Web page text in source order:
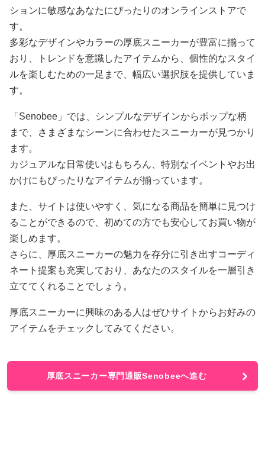
ションに敏感なあなたにぴったりのオンラインストアで
す。
多彩なデザインやカラーの厚底スニーカーが豊富に揃って
おり、トレンドを意識したアイテムから、個性的なスタイ
ルを楽しむための一足まで、幅広い選択肢を提供していま
す。
「Senobee」では、シンプルなデザインからポップな柄
まで、さまざまなシーンに合わせたスニーカーが見つかり
ます。
カジュアルな日常使いはもちろん、特別なイベントやお出
かけにもぴったりなアイテムが揃っています。
また、サイトは使いやすく、気になる商品を簡単に見つけ
ることができるので、初めての方でも安心してお買い物が
楽しめます。
さらに、厚底スニーカーの魅力を存分に引き出すコーディ
ネート提案も充実しており、あなたのスタイルを一層引き
立ててくれることでしょう。
厚底スニーカーに興味のある人はぜひサイトからお好みの
アイテムをチェックしてみてください。
厚底スニーカー専門通販Senobeeへ進む